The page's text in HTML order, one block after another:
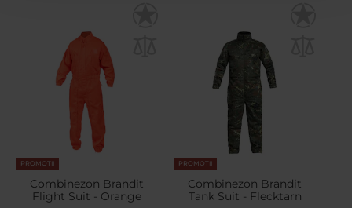
PROMOTII
Combinezon Brandit
Flight Suit - Orange
PROMOTII
Combinezon Brandit
Tank Suit - Flecktarn